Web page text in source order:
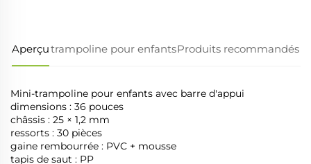
Aperçutrampoline pour enfantsProduits recommandés
Mini-trampoline pour enfants avec barre d'appui
dimensions : 36 pouces
châssis : 25 × 1,2 mm
ressorts : 30 pièces
gaine rembourrée : PVC + mousse
tapis de saut : PP